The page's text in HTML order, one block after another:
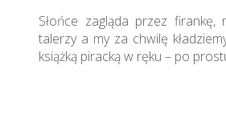
Słońce zagląda przez firankę,
talerzy a my za chwilę
książką piracką w ręku – po